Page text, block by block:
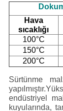
Hava
sıcaklığı
100°C
150°C
200°C
Sürtünme
endüstriyel
kuyularında,